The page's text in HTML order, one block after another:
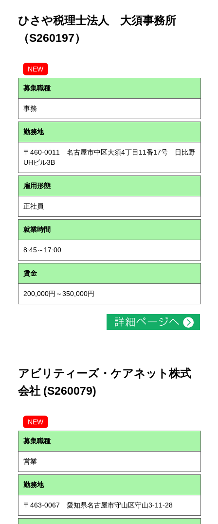
ひさや税理士法人 大須事務所
（S260197）
NEW
募集職種
事務
勤務地
〒460-0011 名古屋市中区大須4丁目11番17号 日比野
UHビル3B
雇用形態
正社員
就業時間
8:45～17:00
賃金
200,000円～350,000円
アビリティーズ・ケアネット株式
会社 (S260079)
NEW
募集職種
営業
勤務地
〒463-0067 愛知県名古屋市守山区守山3-11-28